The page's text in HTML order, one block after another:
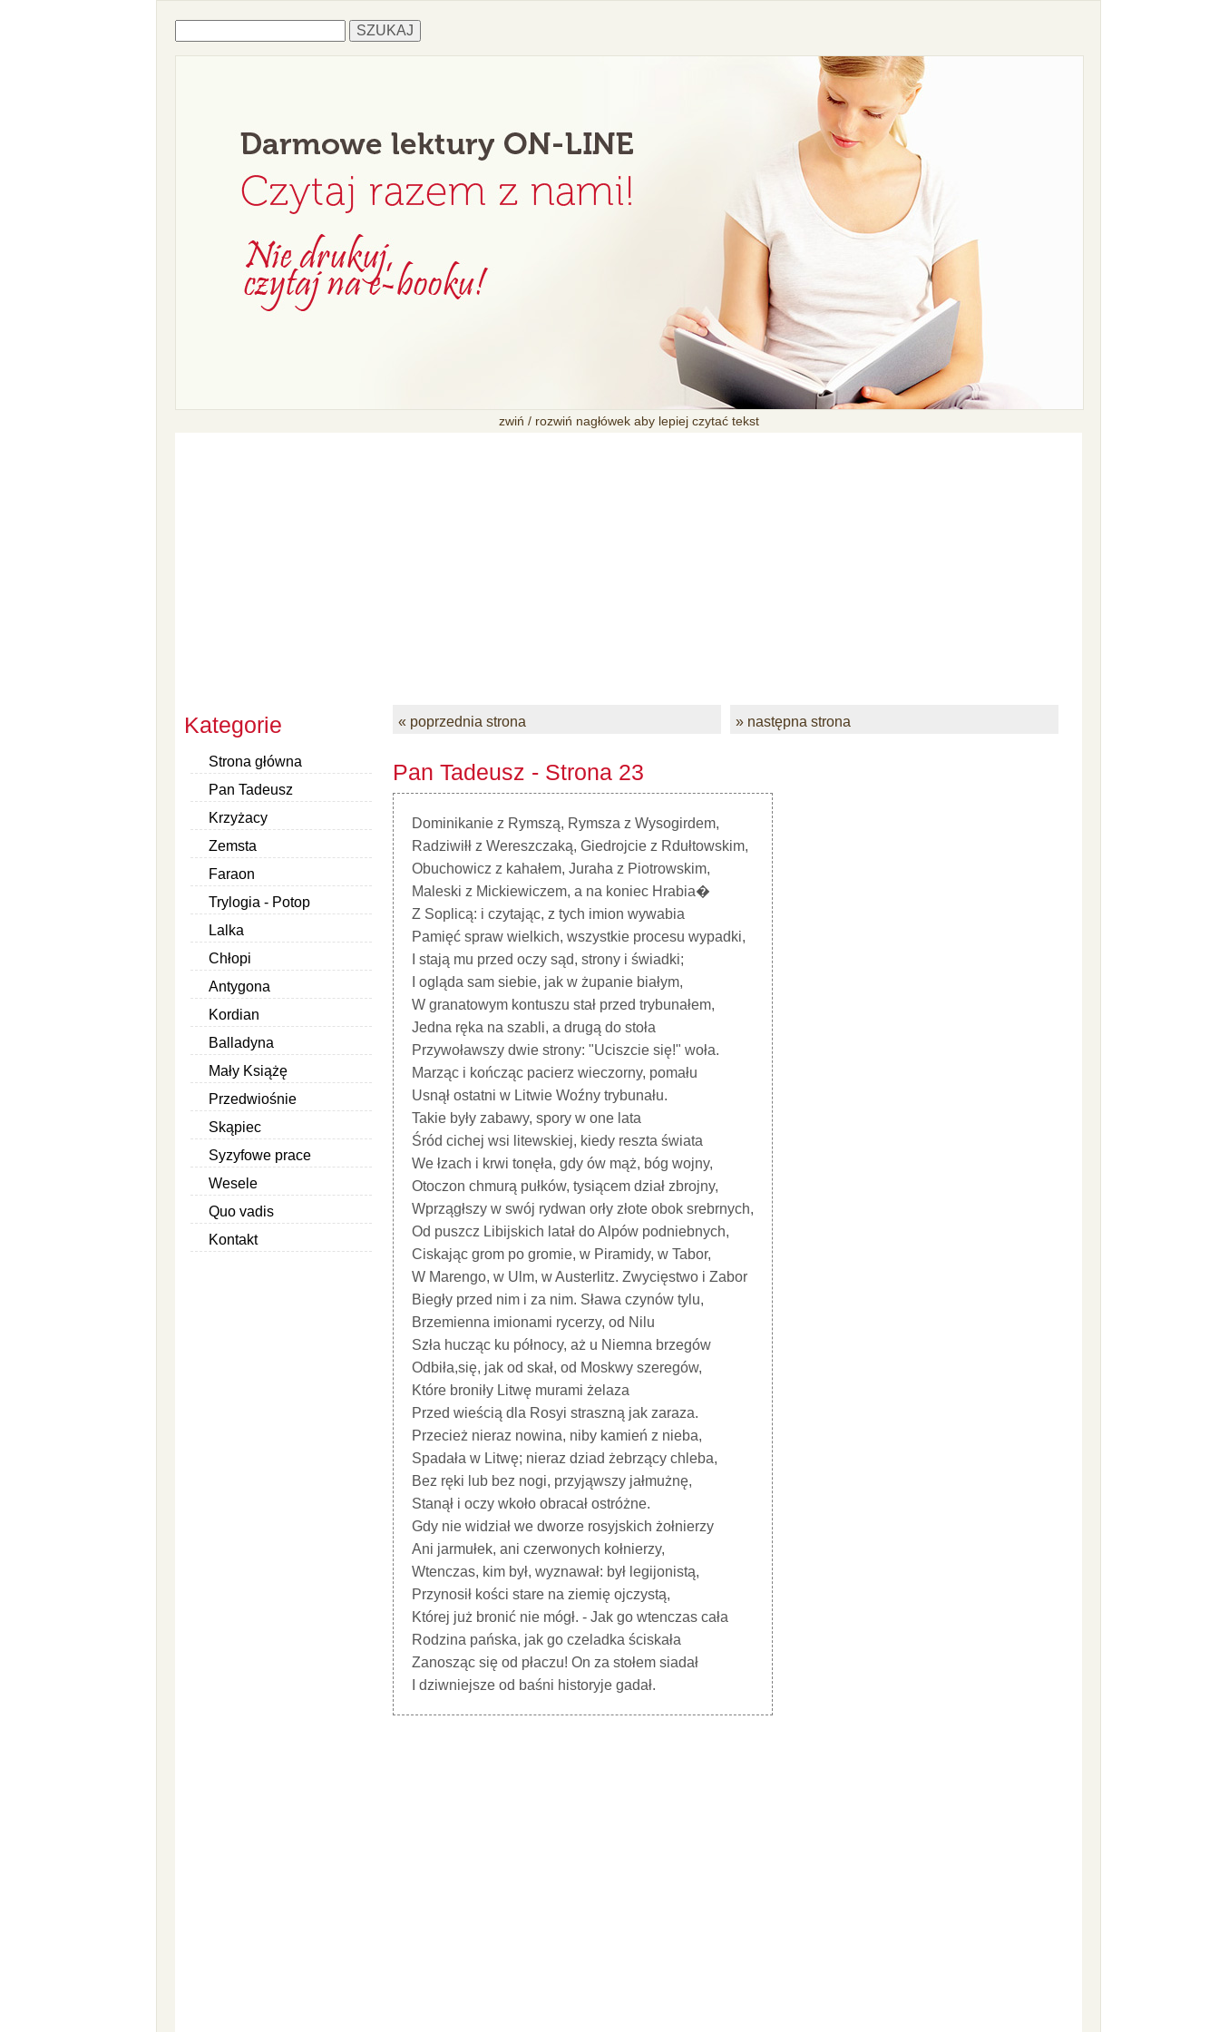
zwiń / rozwiń nagłówek aby lepiej czytać tekst
Kategorie
Strona główna
Pan Tadeusz
Krzyżacy
Zemsta
Faraon
Trylogia - Potop
Lalka
Chłopi
Antygona
Kordian
Balladyna
Mały Książę
Przedwiośnie
Skąpiec
Syzyfowe prace
Wesele
Quo vadis
Kontakt
« poprzednia strona » następna strona
Pan Tadeusz - Strona 23
Dominikanie z Rymszą, Rymsza z Wysogirdem,
Radziwiłł z Wereszczaką, Giedrojcie z Rdułtowskim,
Obuchowicz z kahałem, Juraha z Piotrowskim,
Maleski z Mickiewiczem, a na koniec Hrabia�
Z Soplicą: i czytając, z tych imion wywabia
Pamięć spraw wielkich, wszystkie procesu wypadki,
I stają mu przed oczy sąd, strony i świadki;
I ogląda sam siebie, jak w żupanie białym,
W granatowym kontuszu stał przed trybunałem,
Jedna ręka na szabli, a drugą do stoła
Przywoławszy dwie strony: "Uciszcie się!" woła.
Marząc i kończąc pacierz wieczorny, pomału
Usnął ostatni w Litwie Woźny trybunału.
Takie były zabawy, spory w one lata
Śród cichej wsi litewskiej, kiedy reszta świata
We łzach i krwi tonęła, gdy ów mąż, bóg wojny,
Otoczon chmurą pułków, tysiącem dział zbrojny,
Wprzągłszy w swój rydwan orły złote obok srebrnych,
Od puszcz Libijskich latał do Alpów podniebnych,
Ciskając grom po gromie, w Piramidy, w Tabor,
W Marengo, w Ulm, w Austerlitz. Zwycięstwo i Zabor
Biegły przed nim i za nim. Sława czynów tylu,
Brzemienna imionami rycerzy, od Nilu
Szła hucząc ku północy, aż u Niemna brzegów
Odbiła,się, jak od skał, od Moskwy szeregów,
Które broniły Litwę murami żelaza
Przed wieścią dla Rosyi straszną jak zaraza.
Przecież nieraz nowina, niby kamień z nieba,
Spadała w Litwę; nieraz dziad żebrzący chleba,
Bez ręki lub bez nogi, przyjąwszy jałmużnę,
Stanął i oczy wkoło obracał ostróżne.
Gdy nie widział we dworze rosyjskich żołnierzy
Ani jarmułek, ani czerwonych kołnierzy,
Wtenczas, kim był, wyznawał: był legijonistą,
Przynosił kości stare na ziemię ojczystą,
Której już bronić nie mógł. - Jak go wtenczas cała
Rodzina pańska, jak go czeladka ściskała
Zanosząc się od płaczu! On za stołem siadał
I dziwniejsze od baśni historyje gadał.